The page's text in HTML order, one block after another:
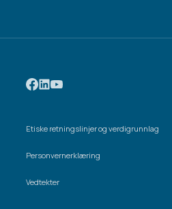
Etiske retningslinjer og verdigrunnlag
Personvernerklæring
Vedtekter